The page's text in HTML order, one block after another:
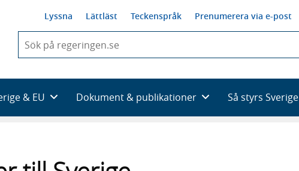
Lyssna Lättläst Teckenspråk Prenumerera via e-post
du
skriva
framträder
en
& EU Dokument & publikationer Så styrs Sverige